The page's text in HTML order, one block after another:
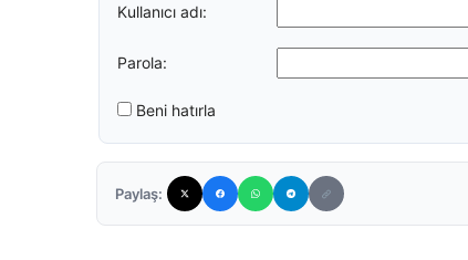
Kullanıcı adı:
Parola:
Beni hatırla
Paylaş: